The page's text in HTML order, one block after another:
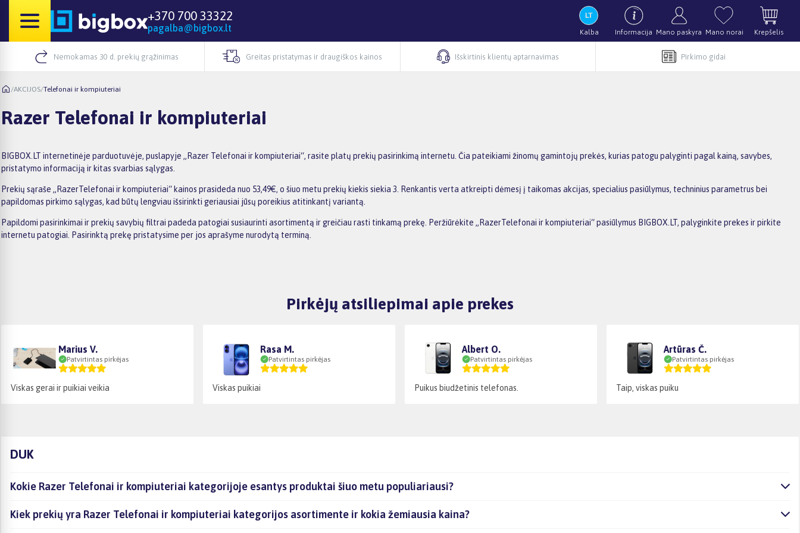
+370 700 33322
pagalba@bigbox.lt Kalba Informacija Mano paskyra Mano norai Krepšelis
Nemokamas 30 d. prekių grąžinimas Greitas pristatymas ir draugiškos kainos Išskirtinis klientų aptarnavimas Pirkimo gidai
/AKCIJOS/Telefonai ir kompiuteriai
Razer Telefonai ir kompiuteriai
BIGBOX.LT internetinėje parduotuvėje, puslapyje „Razer Telefonai ir kompiuteriai“, rasite platų prekių pasirinkimą internetu. Čia pateikiami žinomų gamintojų prekės, kurias patogu palyginti pagal kainą, savybes,
pristatymo informaciją ir kitas svarbias sąlygas.
Prekių sąraše „RazerTelefonai ir kompiuteriai“ kainos prasideda nuo 53,49€, o šiuo metu prekių kiekis siekia 3. Renkantis verta atkreipti dėmesį į taikomas akcijas, specialius pasiūlymus, techninius parametrus bei
papildomas pirkimo sąlygas, kad būtų lengviau išsirinkti geriausiai jūsų poreikius atitinkantį variantą.
Papildomi pasirinkimai ir prekių savybių filtrai padeda patogiai susiaurinti asortimentą ir greičiau rasti tinkamą prekę. Peržiūrėkite „RazerTelefonai ir kompiuteriai“ pasiūlymus BIGBOX.LT, palyginkite prekes ir pirkite
internetu patogiai. Pasirinktą prekę pristatysime per jos aprašyme nurodytą terminą.
Pirkėjų atsiliepimai apie prekes
Marius V.
Patvirtintas pirkėjas
Viskas gerai ir puikiai veikia
Rasa M.
Patvirtintas pirkėjas
Viskas puikiai
Albert O.
Patvirtintas pirkėjas
Puikus biudžetinis telefonas.
Artūras Č.
Patvirtintas pirkėjas
Taip, viskas puiku
DUK
Kokie Razer Telefonai ir kompiuteriai kategorijoje esantys produktai šiuo metu populiariausi?
Kiek prekių yra Razer Telefonai ir kompiuteriai kategorijos asortimente ir kokia žemiausia kaina?